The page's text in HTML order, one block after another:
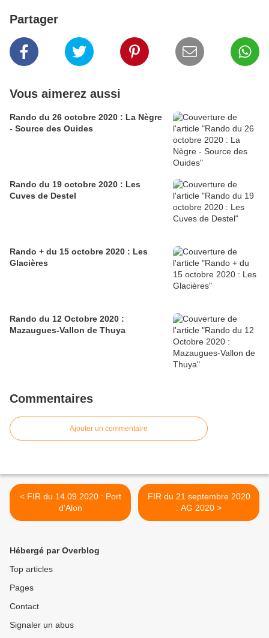
Partager
Vous aimerez aussi
Rando du 26 octobre 2020 : La Nègre
- Source des Ouides
Rando du 19 octobre 2020 : Les
Cuves de Destel
Rando + du 15 octobre 2020 : Les
Glacières
Rando du 12 Octobre 2020 :
Mazaugues-Vallon de Thuya
Commentaires
Ajouter un commentaire
< FIR du 14.09.2020 : Port
d'Alon
FIR du 21 septembre 2020
: AG 2020 >
Hébergé par Overblog
Top articles
Pages
Contact
Signaler un abus